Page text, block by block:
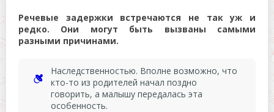
Речевые задержки встречаются не так уж и
редко. Они могут быть вызваны самыми
разными причинами.
Наследственностью. Вполне возможно, что
кто-то из родителей начал поздно
говорить, а малышу передалась эта
особенность.